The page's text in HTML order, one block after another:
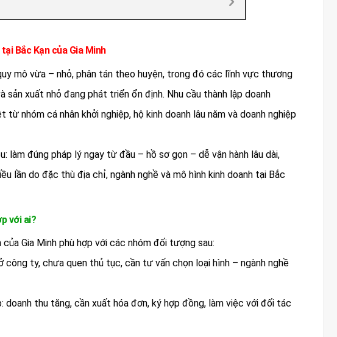
Bắc Kạn của Gia Minh
mô vừa – nhỏ, phân tán theo huyện, trong đó các lĩnh vực thương
sản xuất nhỏ đang phát triển ổn định. Nhu cầu thành lập doanh
nhóm cá nhân khởi nghiệp, hộ kinh doanh lâu năm và doanh nghiệp
làm đúng pháp lý ngay từ đầu – hồ sơ gọn – dễ vận hành lâu dài,
lần do đặc thù địa chỉ, ngành nghề và mô hình kinh doanh tại Bắc
với ai?
Gia Minh phù hợp với các nhóm đối tượng sau:
công ty, chưa quen thủ tục, cần tư vấn chọn loại hình – ngành nghề
doanh thu tăng, cần xuất hóa đơn, ký hợp đồng, làm việc với đối tác